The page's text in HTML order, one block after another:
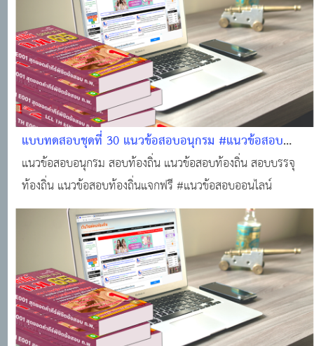
แบบทดสอบชุดที่ 30 แนวข้อสอบอนุกรม #แนวข้อสอบ
ออนไลน์
แนวข้อสอบอนุกรม สอบท้องถิ่น แนวข้อสอบท้องถิ่น สอบบรรจุ
ท้องถิ่น แนวข้อสอบท้องถิ่นแจกฟรี #แนวข้อสอบออนไลน์